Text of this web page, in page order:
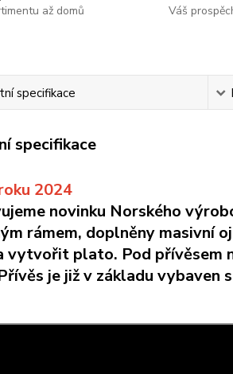
až domů
Váš
specifikace
specifikace
2024
novinku Norského
rámem, doplněny masivní
vytvořit plato. Pod přívěsem
je již v základu vybaven